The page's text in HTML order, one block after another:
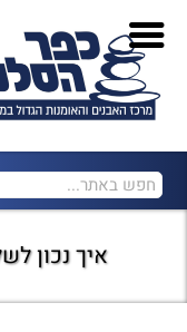
איך נכון